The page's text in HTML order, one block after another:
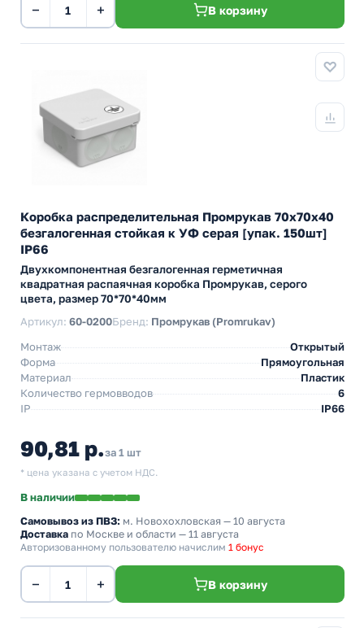
− + В корзину
Коробка распределительная Промрукав 70х70х40
безгалогенная стойкая к УФ серая [упак. 150шт]
IP66
Двухкомпонентная безгалогенная герметичная
квадратная распаячная коробка Промрукав, серого
цвета, размер 70*70*40мм
Артикул: 60-0200Бренд: Промрукав (Promrukav)
Монтаж
Открытый
Форма
Прямоугольная
Материал
Пластик
Количество гермовводов
6
IP
IP66
90,81 р.за 1 шт
* цена указана с учетом НДС.
В наличии
Самовывоз из ПВЗ: м. Новохохловская — 10 августа
Доставка по Москве и области — 11 августа
Авторизованному пользователю начислим 1 бонус
− + В корзину